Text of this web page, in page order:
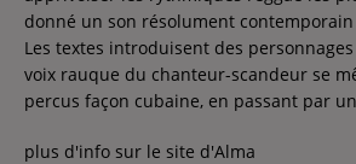
Contact
donné un son résolument
Les textes introduisent des
voix rauque du chanteur-scandeur se
percus façon cubaine, en passant par
plus d'info sur le site d'Alma